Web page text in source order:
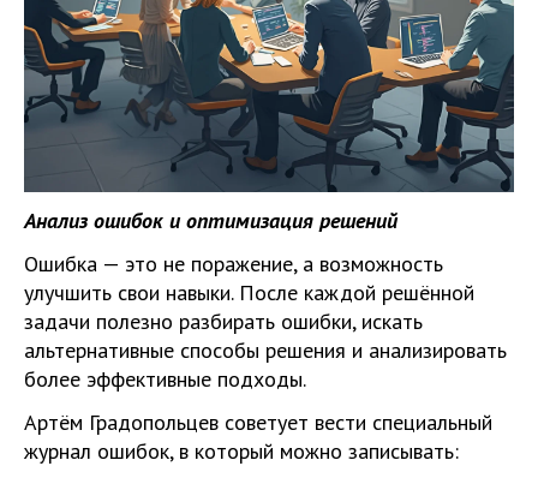
Анализ ошибок и оптимизация решений
Ошибка — это не поражение, а возможность
улучшить свои навыки. После каждой решённой
задачи полезно разбирать ошибки, искать
альтернативные способы решения и анализировать
более эффективные подходы.
Артём Градопольцев советует вести специальный
журнал ошибок, в который можно записывать: